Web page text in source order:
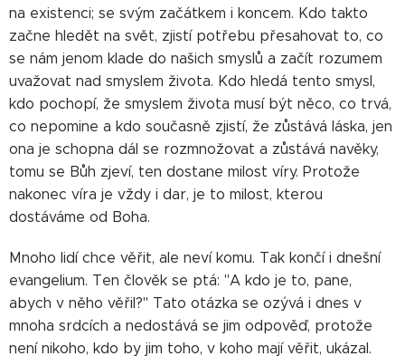
na existenci; se svým začátkem i koncem. Kdo takto
začne hledět na svět, zjistí potřebu přesahovat to, co
se nám jenom klade do našich smyslů a začít rozumem
uvažovat nad smyslem života. Kdo hledá tento smysl,
kdo pochopí, že smyslem života musí být něco, co trvá,
co nepomine a kdo současně zjistí, že zůstává láska, jen
ona je schopna dál se rozmnožovat a zůstává navěky,
tomu se Bůh zjeví, ten dostane milost víry. Protože
nakonec víra je vždy i dar, je to milost, kterou
dostáváme od Boha.
Mnoho lidí chce věřit, ale neví komu. Tak končí i dnešní
evangelium. Ten člověk se ptá: "A kdo je to, pane,
abych v něho věřil?" Tato otázka se ozývá i dnes v
mnoha srdcích a nedostává se jim odpověď, protože
není nikoho, kdo by jim toho, v koho mají věřit, ukázal.